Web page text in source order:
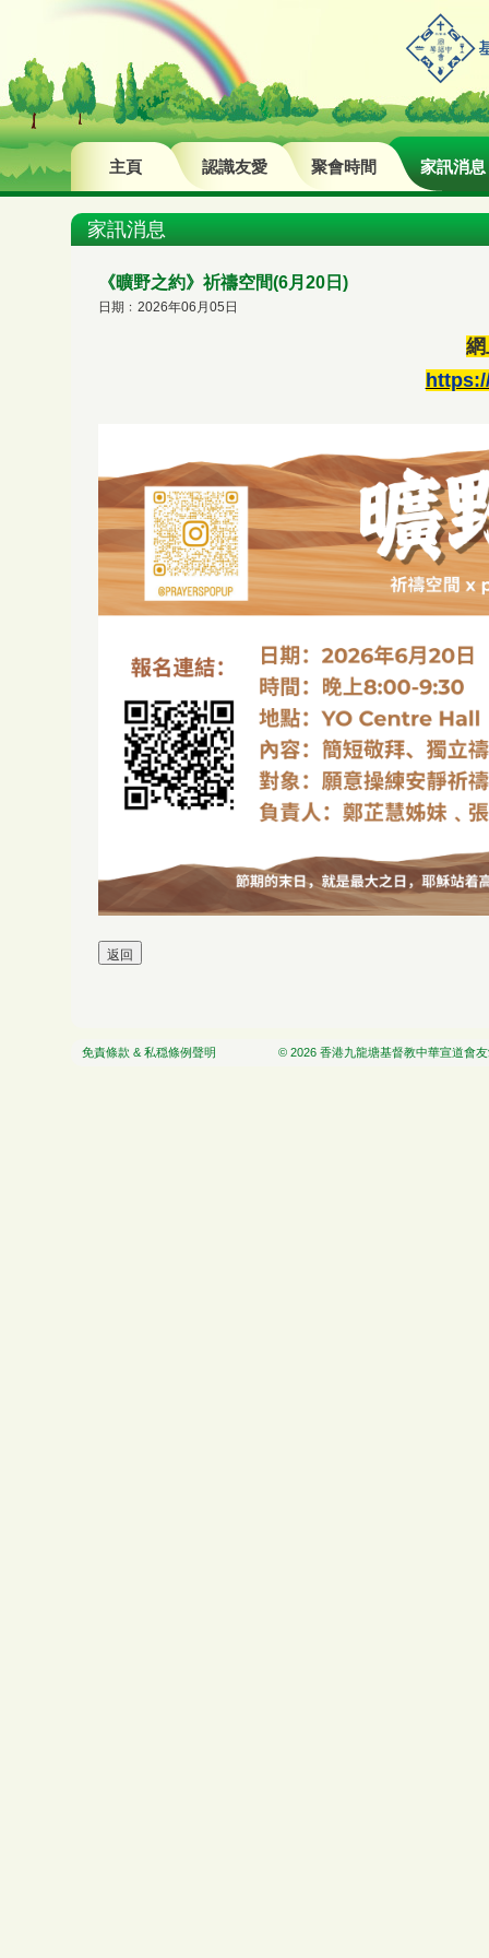
主頁 認識友愛 聚會時間 家訊消息
家訊消息
《曠野之約》祈禱空間(6月20日)
日期﹕2026年06月05日
免責條款 & 私穏條例聲明 © 2026 香港九龍塘基督教中華宣道會友愛